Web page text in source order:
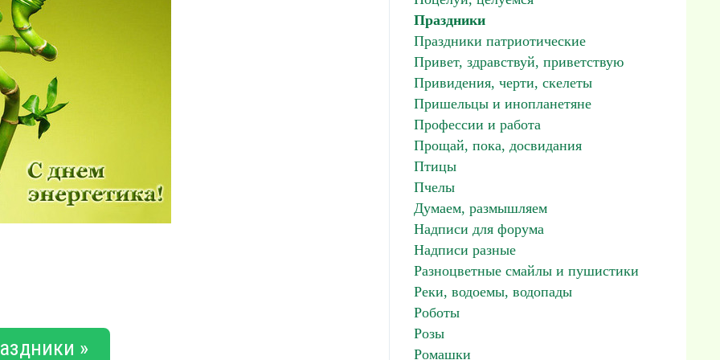
»
Праздники
Праздники патриотические
Привет, здравствуй, приветствую
Привидения, черти, скелеты
Пришельцы и инопланетяне
Профессии и работа
Прощай, пока, досвидания
Птицы
Пчелы
Думаем, размышляем
Надписи для форума
Надписи разные
Разноцветные смайлы и пушистики
Реки, водоемы, водопады
Роботы
Розы
Ромашки